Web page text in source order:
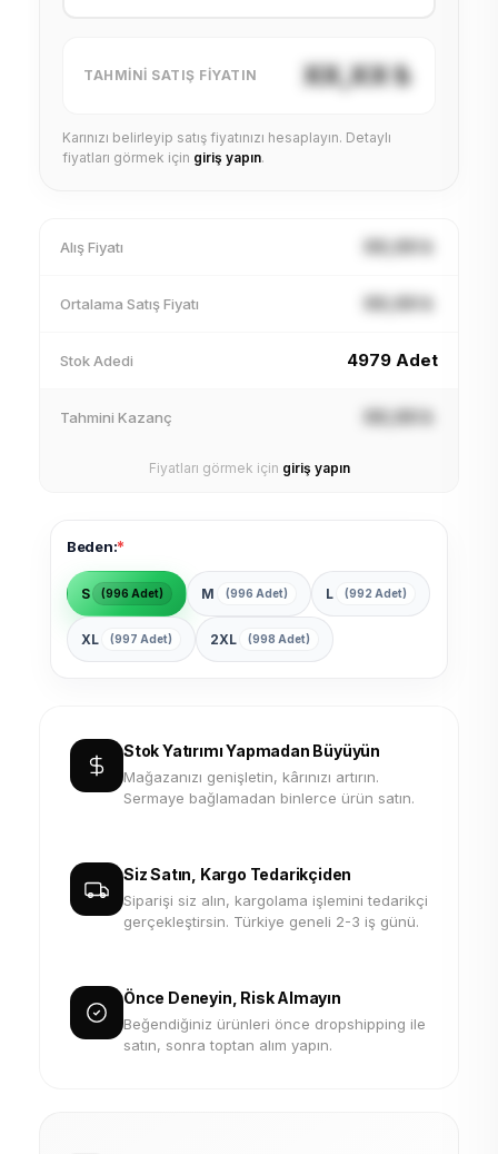
TAHMINI SATIŞ FIYATIN XX,XX ₺
Karınızı belirleyip satış fiyatınızı hesaplayın. Detaylı
fiyatları görmek için giriş yapın.
Alış Fiyatı XX,XX ₺
Ortalama Satış Fiyatı XX,XX ₺
Stok Adedi 4979 Adet
Tahmini Kazanç XX,XX ₺
Fiyatları görmek için giriş yapın
Beden:*
S (996 Adet) M (996 Adet) L (992 Adet)
XL (997 Adet) 2XL (998 Adet)
Stok Yatırımı Yapmadan Büyüyün
Mağazanızı genişletin, kârınızı artırın.
Sermaye bağlamadan binlerce ürün satın.
Siz Satın, Kargo Tedarikçiden
Siparişi siz alın, kargolama işlemini tedarikçi
gerçekleştirsin. Türkiye geneli 2-3 iş günü.
Önce Deneyin, Risk Almayın
Beğendiğiniz ürünleri önce dropshipping ile
satın, sonra toptan alım yapın.